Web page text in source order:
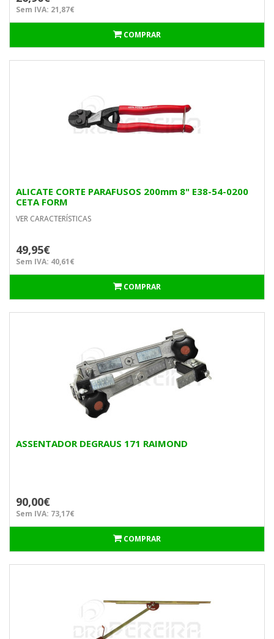
Sem IVA: 21,87€
COMPRAR
ALICATE CORTE PARAFUSOS 200mm 8" E38-54-0200
CETA FORM
VER CARACTERÍSTICAS
49,95€
Sem IVA: 40,61€
COMPRAR
ASSENTADOR DEGRAUS 171 RAIMOND
90,00€
Sem IVA: 73,17€
COMPRAR